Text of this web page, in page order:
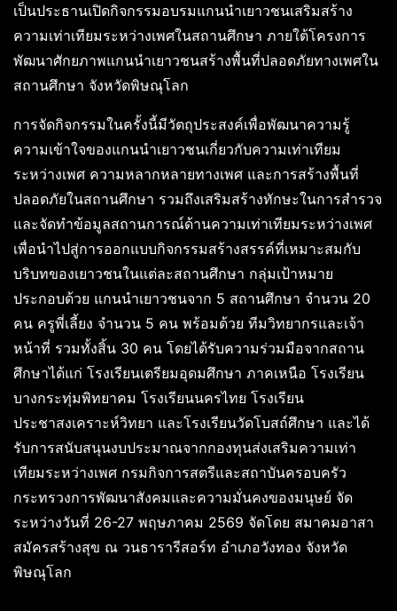
เป็นประธานเปิดกิจกรรมอบรมแกนนำเยาวชนเสริมสร้าง
ความเท่าเทียมระหว่างเพศในสถานศึกษา ภายใต้โครงการ
พัฒนาศักยภาพแกนนำเยาวชนสร้างพื้นที่ปลอดภัยทางเพศใน
สถานศึกษา จังหวัดพิษณุโลก
การจัดกิจกรรมในครั้งนี้มีวัตถุประสงค์เพื่อพัฒนาความรู้
ความเข้าใจของแกนนำเยาวชนเกี่ยวกับความเท่าเทียม
ระหว่างเพศ ความหลากหลายทางเพศ และการสร้างพื้นที่
ปลอดภัยในสถานศึกษา รวมถึงเสริมสร้างทักษะในการสำรวจ
และจัดทำข้อมูลสถานการณ์ด้านความเท่าเทียมระหว่างเพศ
เพื่อนำไปสู่การออกแบบกิจกรรมสร้างสรรค์ที่เหมาะสมกับ
บริบทของเยาวชนในแต่ละสถานศึกษา กลุ่มเป้าหมาย
ประกอบด้วย แกนนำเยาวชนจาก 5 สถานศึกษา จำนวน 20
คน ครูพี่เลี้ยง จำนวน 5 คน พร้อมด้วย ทีมวิทยากรและเจ้า
หน้าที่ รวมทั้งสิ้น 30 คน โดยได้รับความร่วมมือจากสถาน
ศึกษาได้แก่ โรงเรียนเตรียมอุดมศึกษา ภาคเหนือ โรงเรียน
บางกระทุ่มพิทยาคม โรงเรียนนครไทย โรงเรียน
ประชาสงเคราะห์วิทยา และโรงเรียนวัดโบสถ์ศึกษา และได้
รับการสนับสนุนงบประมาณจากกองทุนส่งเสริมความเท่า
เทียมระหว่างเพศ กรมกิจการสตรีและสถาบันครอบครัว
กระทรวงการพัฒนาสังคมและความมั่นคงของมนุษย์ จัด
ระหว่างวันที่ 26-27 พฤษภาคม 2569 จัดโดย สมาคมอาสา
สมัครสร้างสุข ณ วนธารารีสอร์ท อำเภอวังทอง จังหวัด
พิษณุโลก